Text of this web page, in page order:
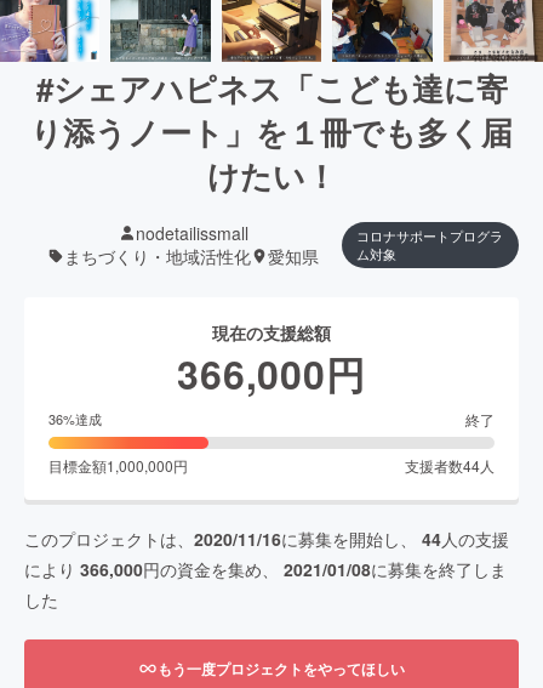
#シェアハピネス「こども達に寄
り添うノート」を１冊でも多く届
けたい！
nodetailissmall
まちづくり・地域活性化
愛知県
コロナサポートプログラ
ム対象
現在の支援総額
366,000円
36%達成 終了
目標金額1,000,000円 支援者数44人
このプロジェクトは、 2020/11/16に募集を開始し、 44人の支援
により 366,000円の資金を集め、 2021/01/08に募集を終了しま
した
もう一度プロジェクトをやってほしい